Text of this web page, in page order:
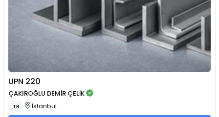
UPN 220
ÇAKIROĞLU DEMİR ÇELİK
TR İstanbul